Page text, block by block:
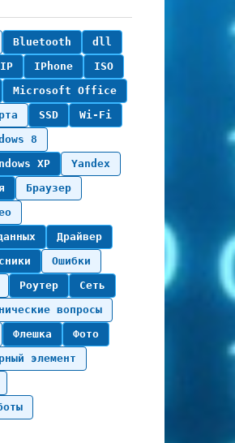
Bluetooth
dll
IP IPhone
ISO
Microsoft Office
SSD
Wi-Fi
8
XP
Yandex
Браузер
Драйвер
Ошибки
Роутер
Сеть
вопросы
Флешка
Фото
элемент